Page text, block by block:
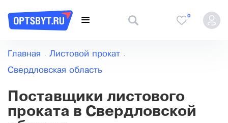
0
Главная Листовой прокат
Свердловская область
Поставщики листового
проката в Свердловской